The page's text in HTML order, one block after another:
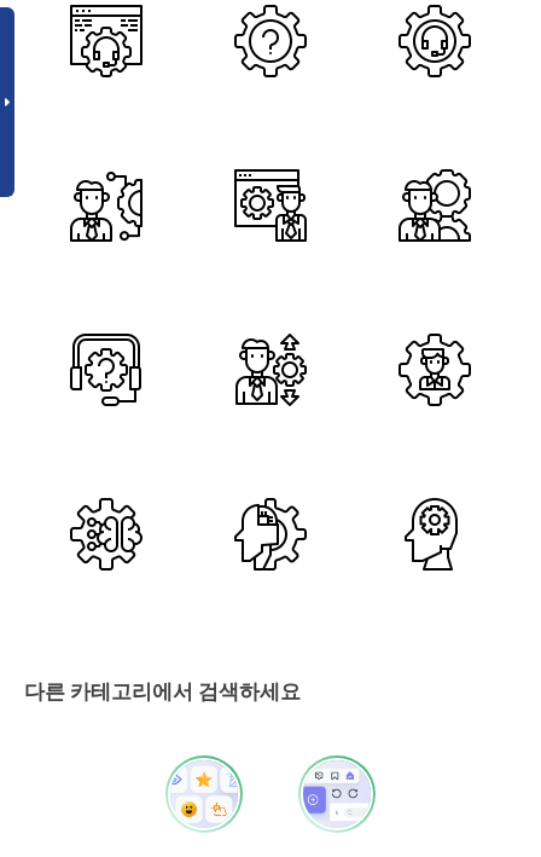
다른 카테고리에서 검색하세요